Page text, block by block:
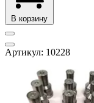
В корзину
Артикул: 10228